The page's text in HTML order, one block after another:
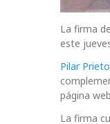
La firma
este
Pilar Prieto
página
La firma